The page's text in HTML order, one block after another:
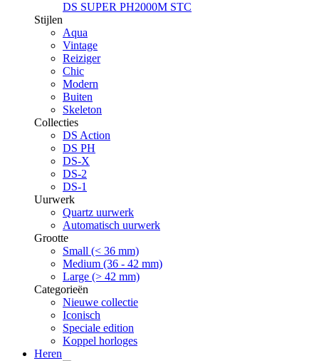
DS SUPER PH2000M STC
Stijlen
Aqua
Vintage
Reiziger
Chic
Modern
Buiten
Skeleton
Collecties
DS Action
DS PH
DS-X
DS-2
DS-1
Uurwerk
Quartz uurwerk
Automatisch uurwerk
Grootte
Small (< 36 mm)
Medium (36 - 42 mm)
Large (> 42 mm)
Categorieën
Nieuwe collectie
Iconisch
Speciale edition
Koppel horloges
Heren